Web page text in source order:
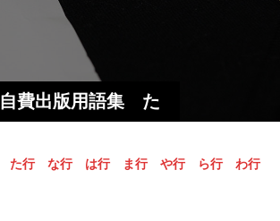
自費出版用語集 た
た行 な行 は行 ま行 や行 ら行 わ行